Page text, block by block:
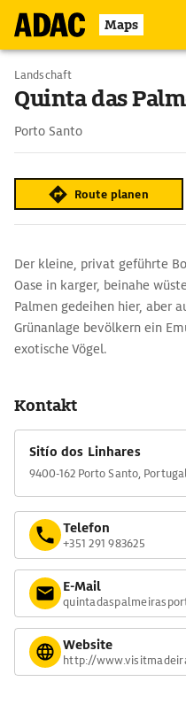
Maps
Landschaft
Quinta das
Porto Santo
Route planen
Der kleine, privat geführte
Oase in karger, beinahe
Palmen gedeihen hier, aber
Grünanlage bevölkern ein
exotische Vögel.
Kontakt
Sitío dos Linhares
9400-162 Porto Santo,
Telefon
+351 291 983625
E-Mail
Website
http://